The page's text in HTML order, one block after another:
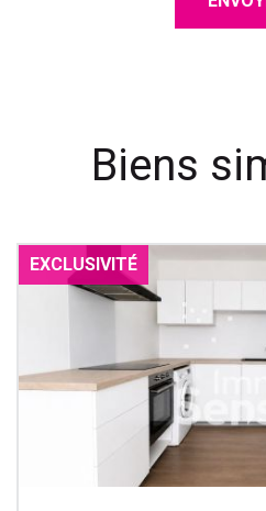
Biens
EXCLUSIVITÉ